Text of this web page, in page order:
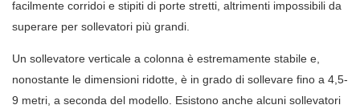
facilmente corridoi e stipiti di porte stretti, altrimenti impossibili da
superare per sollevatori più grandi.
Un sollevatore verticale a colonna è estremamente stabile e,
nonostante le dimensioni ridotte, è in grado di sollevare fino a 4,5-
9 metri, a seconda del modello. Esistono anche alcuni sollevatori